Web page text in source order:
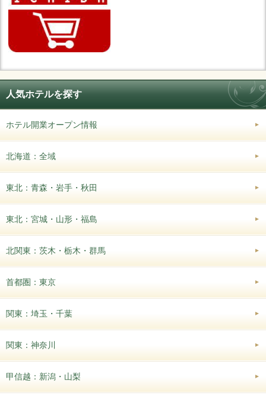
人気ホテルを探す
ホテル開業オープン情報
北海道：全域
東北：青森・岩手・秋田
東北：宮城・山形・福島
北関東：茨木・栃木・群馬
首都圏：東京
関東：埼玉・千葉
関東：神奈川
甲信越：新潟・山梨